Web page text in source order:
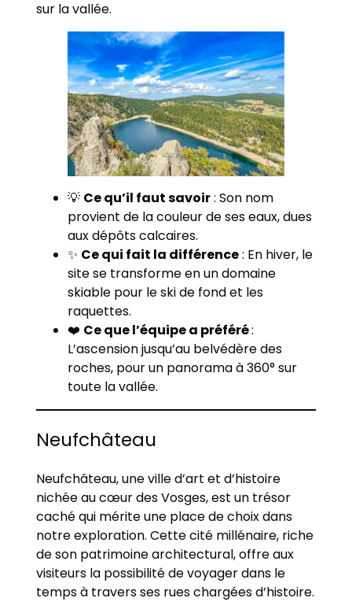
sur la vallée.
💡 Ce qu’il faut savoir: Son nom
provient de la couleur de ses eaux, dues
aux dépôts calcaires.
✨ Ce qui fait la différence: En hiver, le
site se transforme en un domaine
skiable pour le ski de fond et les
raquettes.
❤️ Ce que l’équipe a préféré:
L’ascension jusqu’au belvédère des
roches, pour un panorama à 360° sur
toute la vallée.
Neufchâteau
Neufchâteau, une ville d’art et d’histoire
nichée au cœur des Vosges, est un trésor
caché qui mérite une place de choix dans
notre exploration. Cette cité millénaire, riche
de son patrimoine architectural, offre aux
visiteurs la possibilité de voyager dans le
temps à travers ses rues chargées d’histoire.